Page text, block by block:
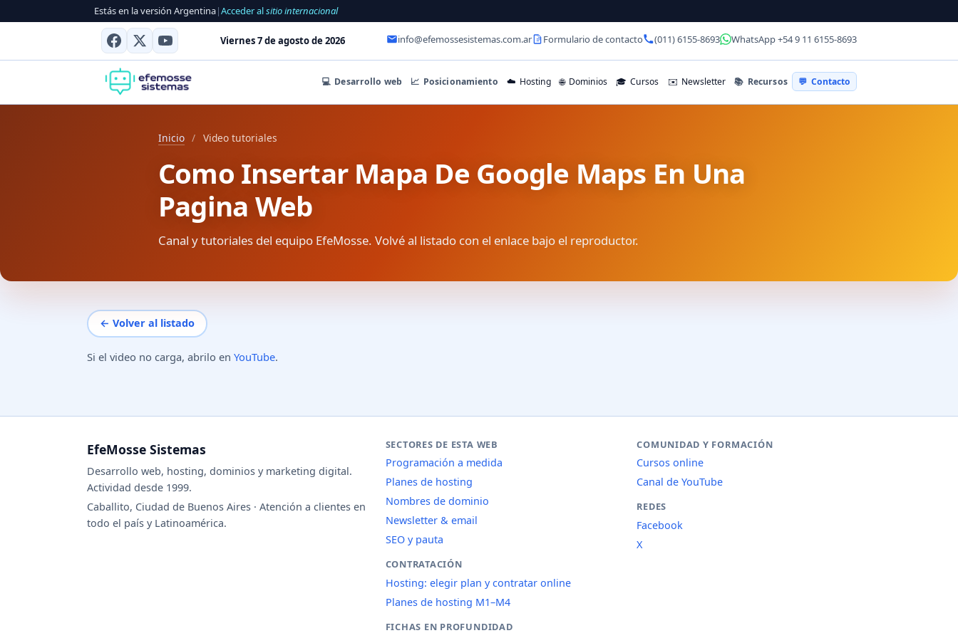
Estás en la versión Argentina|Acceder alsitio internacional
Viernes 7 de agosto de 2026 info@efemossesistemas.com.ar Formulario de contacto (011) 6155-8693 WhatsApp +54 9 11 6155-8693
💻 Desarrollo web 📈 Posicionamiento ☁️ Hosting 🌐 Dominios 🎓 Cursos ✉️ Newsletter 📚 Recursos 💬 Contacto
Inicio / Video tutoriales
Como Insertar Mapa De Google Maps En Una
Pagina Web
Canal y tutoriales del equipo EfeMosse. Volvé al listado con el enlace bajo el reproductor.
← Volver al listado
Si el video no carga, abrilo en YouTube.
EfeMosse Sistemas
Desarrollo web, hosting, dominios y marketing digital.
Actividad desde 1999.
Caballito, Ciudad de Buenos Aires · Atención a clientes en
todo el país y Latinoamérica.
SECTORES DE ESTA WEB
Programación a medida
Planes de hosting
Nombres de dominio
Newsletter & email
SEO y pauta
CONTRATACIÓN
Hosting: elegir plan y contratar online
Planes de hosting M1–M4
FICHAS EN PROFUNDIDAD
COMUNIDAD Y FORMACIÓN
Cursos online
Canal de YouTube
REDES
Facebook
X